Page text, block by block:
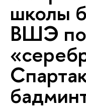
школы
ВШЭ